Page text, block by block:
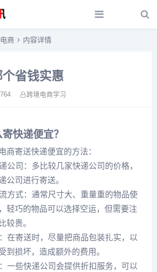
商 内容详情
省钱实惠
764 跨境电商学习
快递便宜？
商寄送快递便宜的方法：
公司：多比较几家快递公司的价格，
公司进行寄送。
方式：通常尺寸大、重量重的物品使
轻巧的物品可以选择空运，但需要注
较贵。
在寄送时，尽量把商品包装扎实，以
到损坏，造成额外的费用。
一些快递公司会提供折扣服务，可以